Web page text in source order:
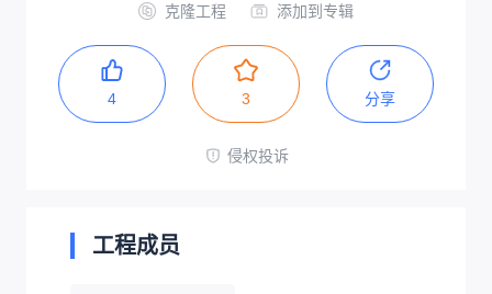
克隆工程 添加到专辑
4 3 分享
侵权投诉
工程成员